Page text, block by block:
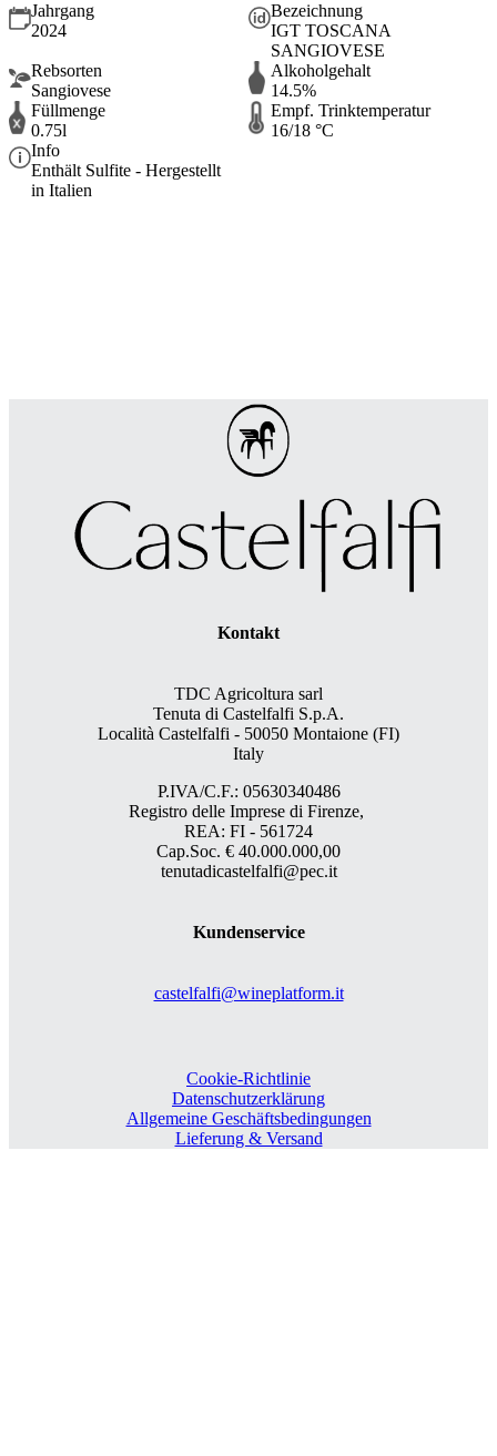
Jahrgang
2024
Bezeichnung
IGT TOSCANA
SANGIOVESE
Rebsorten
Sangiovese
Alkoholgehalt
14.5%
Füllmenge
0.75l
Empf. Trinktemperatur
16/18 °C
Info
Enthält Sulfite - Hergestellt
in Italien
Kontakt
TDC Agricoltura sarl
Tenuta di Castelfalfi S.p.A.
Località Castelfalfi - 50050 Montaione (FI)
Italy
P.IVA/C.F.: 05630340486
Registro delle Imprese di Firenze,
REA: FI - 561724
Cap.Soc. € 40.000.000,00
tenutadicastelfalfi@pec.it
Kundenservice
castelfalfi@wineplatform.it
Cookie-Richtlinie
Datenschutzerklärung
Allgemeine Geschäftsbedingungen
Lieferung & Versand